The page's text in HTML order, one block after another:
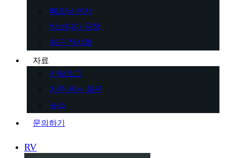
베트남 본사
캄보디아 공장
최근 전시회
자료
카탈로그
자주 묻는 질문
뉴스
문의하기
RV